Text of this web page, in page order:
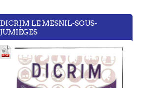
DICRIM LE MESNIL-SOUS-
JUMIÈGES